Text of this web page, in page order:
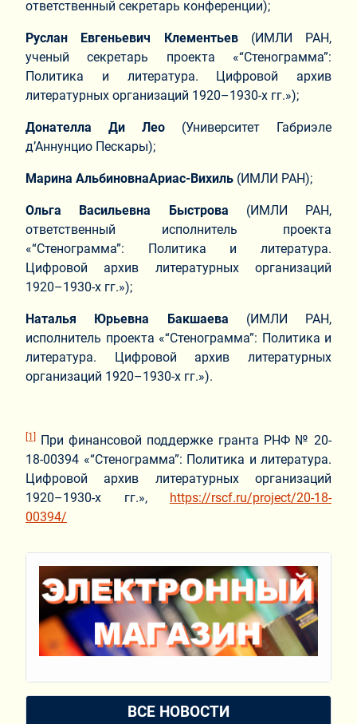
ответственный секретарь конференции);
Руслан Евгеньевич Клементьев(ИМЛИ РАН,
ученый секретарь проекта «“Стенограмма”:
Политика и литература. Цифровой архив
литературных организаций 1920–1930-х гг.»);
Донателла Ди Лео (Университет Габриэле
д’Аннунцио Пескары);
Марина АльбиновнаАриас-Вихиль (ИМЛИ РАН);
Ольга Васильевна Быстрова (ИМЛИ РАН,
ответственный исполнитель проекта
«“Стенограмма”: Политика и литература.
Цифровой архив литературных организаций
1920–1930-х гг.»);
Наталья Юрьевна Бакшаева (ИМЛИ РАН,
исполнитель проекта «“Стенограмма”: Политика и
литература. Цифровой архив литературных
организаций 1920–1930-х гг.»).
[1]
При финансовой поддержке гранта РНФ № 20-
18-00394 «“Стенограмма”: Политика и литература.
Цифровой архив литературных организаций
1920–1930-х гг.»,
https://rscf.ru/project/20-18-
00394/
ВСЕ НОВОСТИ